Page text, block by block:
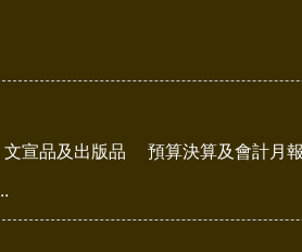
文宣品及出版品 預算決算及會計月報